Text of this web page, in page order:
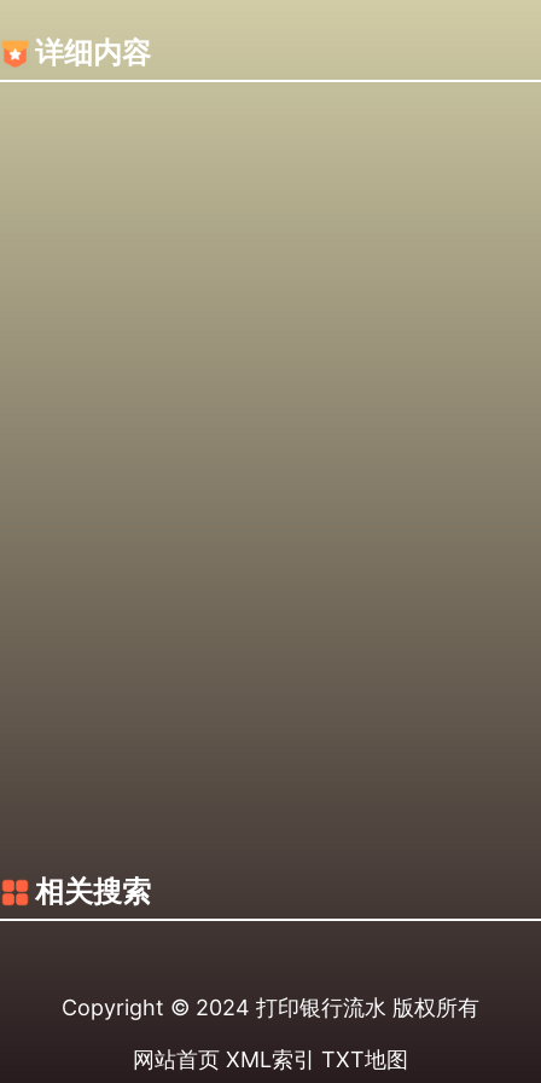
详细内容
相关搜索
Copyright © 2024 打印银行流水 版权所有
网站首页 XML索引 TXT地图